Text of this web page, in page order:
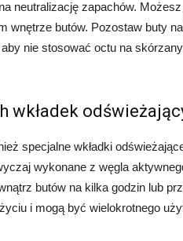
neutralizację zapachów.
wnętrze butów. Pozostaw buty
nie stosować octu na
wkładek
specjalne wkładki
wykonane z węgla
butów na kilka godzin lub
i mogą być wielokrotnego